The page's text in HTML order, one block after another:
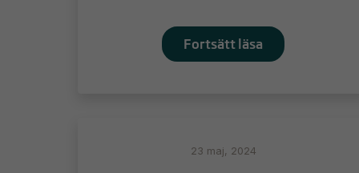
Fortsätt läsa
23 maj, 2024